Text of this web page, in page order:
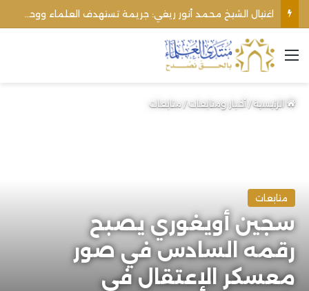
القائمة
الرئيسية/أخبار ومتابعات/متابعات
متابعات
سجين أويغوري يصبح
رقمه السادس في صور
معسكر الإعتقال في